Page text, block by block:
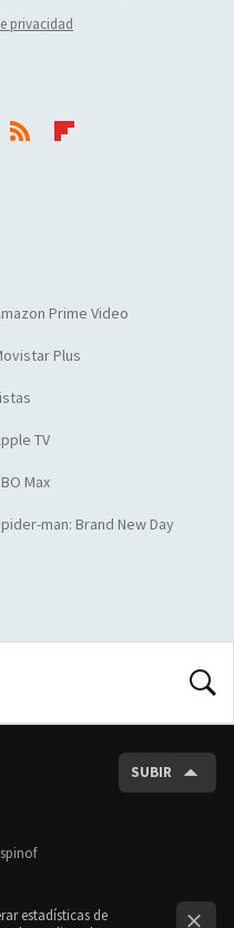
privacidad
Prime Video
Plus
TV
Max
man: Brand New Day
SUBIR
estadísticas de